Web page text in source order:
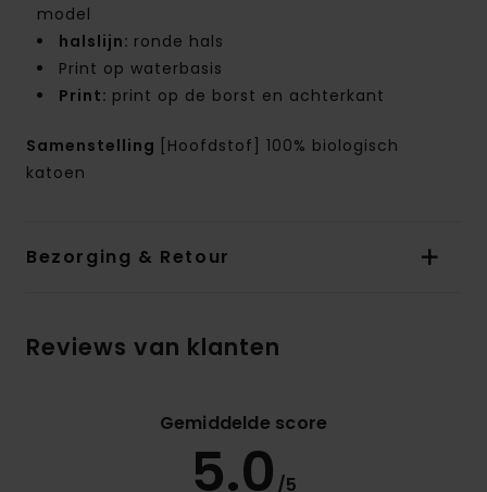
model
halslijn: ronde hals
Print op waterbasis
Print: print op de borst en achterkant
Samenstelling
[Hoofdstof] 100% biologisch
katoen
Bezorging & Retour
Reviews van klanten
Gemiddelde score
5.0 /5